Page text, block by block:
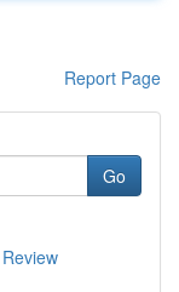
Report Page
Go